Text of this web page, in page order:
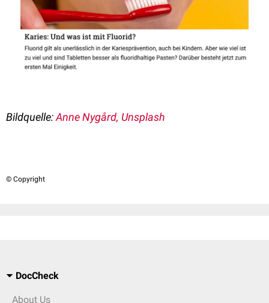
Bildquelle:Anne Nygård, Unsplash
© Copyright
DocCheck
About Us